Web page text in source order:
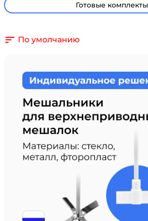
Готовые комплекты
По умолчанию